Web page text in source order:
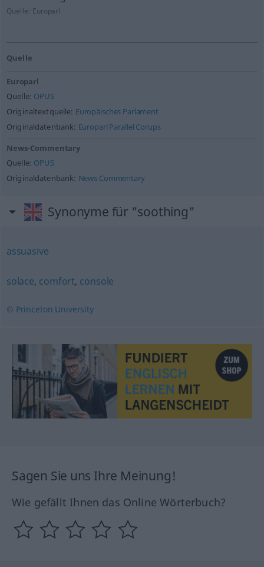
Quelle: Europarl
Quelle
Europarl
Quelle: OPUS
Originaltextquelle: Europäisches Parlament
Originaldatenbank: Europarl Parallel Corups
News-Commentary
Quelle: OPUS
Originaldatenbank: News Commentary
Synonyme für "soothing"
assuasive
solace, comfort, console
© Princeton University
Sagen Sie uns Ihre Meinung!
Wie gefällt Ihnen das Online Wörterbuch?